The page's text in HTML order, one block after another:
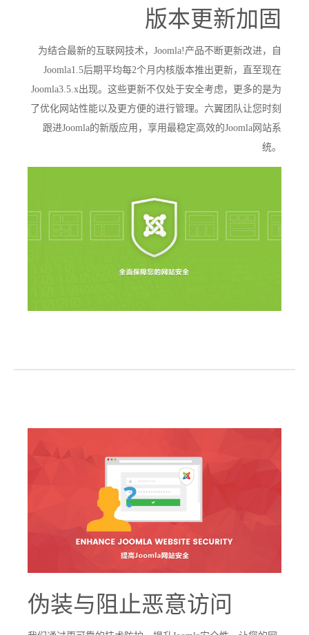
版本更新加固
为结合最新的互联网技术，Joomla!产品不断更新改进，自
Joomla1.5后期平均每2个月内核版本推出更新，直至现在
Joomla3.5.x出现。这些更新不仅处于安全考虑，更多的是为
了优化网站性能以及更方便的进行管理。六翼团队让您时刻
跟进Joomla的新版应用，享用最稳定高效的Joomla网站系
统。
伪装与阻止恶意访问